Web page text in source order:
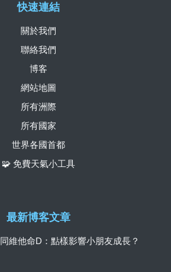
快速連結
關於我們
聯絡我們
博客
網站地圖
所有洲際
所有國家
世界各國首都
🧩 免費天氣小工具
最新博客文章
維他命D：點樣影響小朋友成長？